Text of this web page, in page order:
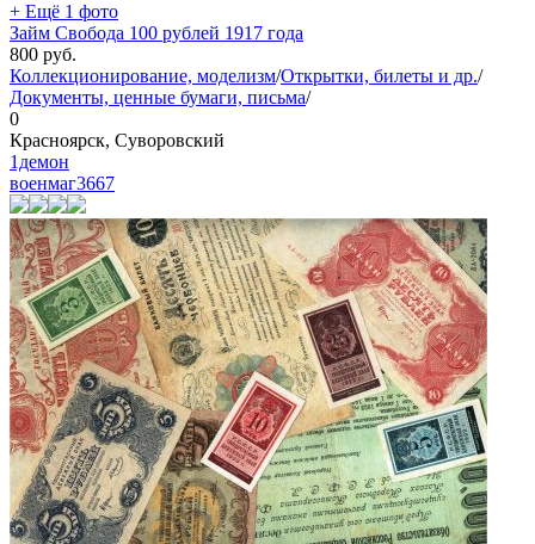
+ Ещё 1 фото
Займ Свобода 100 рублей 1917 года
800 руб.
Коллекционирование, моделизм/Открытки, билеты и др./
Документы, ценные бумаги, письма/
0
Красноярск, Суворовский
1демон
военмаг3667